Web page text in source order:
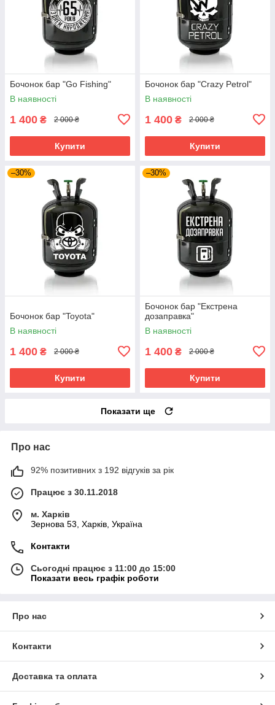
Бочонок бар "Go Fishing"
В наявності
1 400 ₴ 2 000 ₴
Купити
Бочонок бар "Crazy Petrol"
В наявності
1 400 ₴ 2 000 ₴
Купити
–30%
Бочонок бар "Toyota"
В наявності
1 400 ₴ 2 000 ₴
Купити
–30%
Бочонок бар "Екстрена
дозаправка"
В наявності
1 400 ₴ 2 000 ₴
Купити
Показати ще
Про нас
92% позитивних з 192 відгуків за рік
Працює з 30.11.2018
м. Харків
Зернова 53, Харків, Україна
Контакти
Сьогодні працює з 11:00 до 15:00
Показати весь графік роботи
Про нас
Контакти
Доставка та оплата